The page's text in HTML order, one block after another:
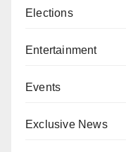
Elections
Entertainment
Events
Exclusive News